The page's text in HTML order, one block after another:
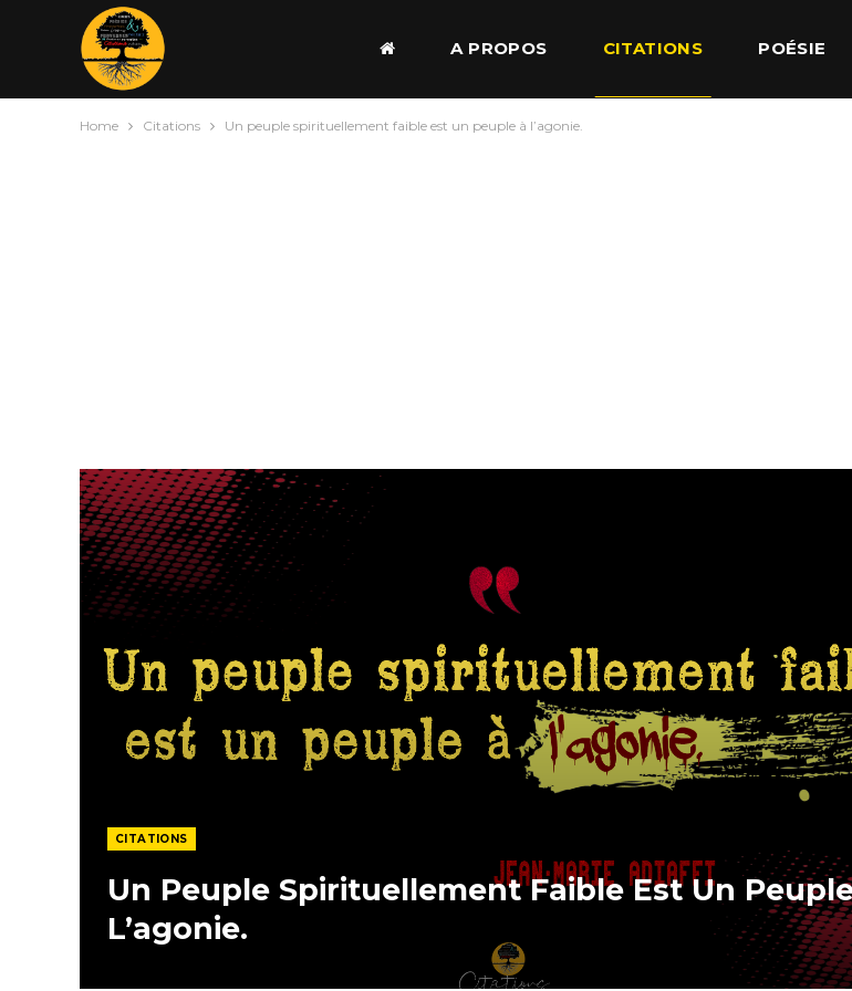
A PROPOS CITATIONS POÉSIE
Home Citations Un peuple spirituellement faible est un peuple à l’agonie.
CITATIONS
Un Peuple Spirituellement Faible Est Un
L’agonie.